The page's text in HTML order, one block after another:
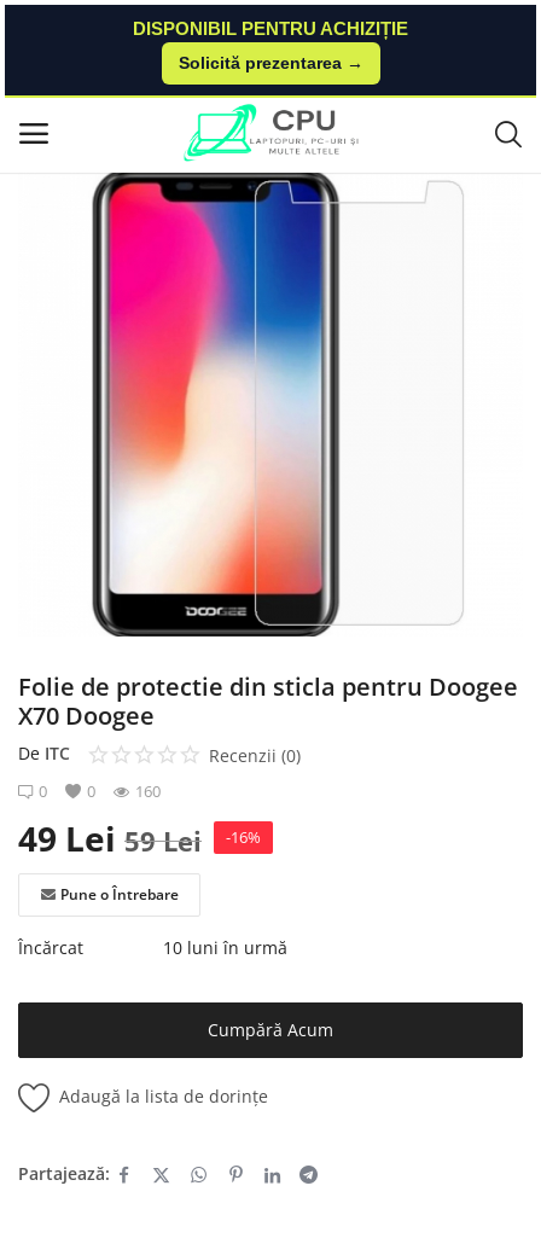
DISPONIBIL PENTRU ACHIZIȚIE
Solicită prezentarea →
Meniu principal
Categorii
Listă de dorințe
Autentificare
Folii Protectie
Folie de protectie din sticla pentru Doogee X70 Doogee
Folie de protectie din sticla pentru Doogee
X70 Doogee
De ITC Recenzii (0)
0 0 160
49 Lei 59Lei -16%
Pune o Întrebare
Încărcat 10 luni în urmă
Cumpără Acum
Adaugă la lista de dorințe
Partajează: